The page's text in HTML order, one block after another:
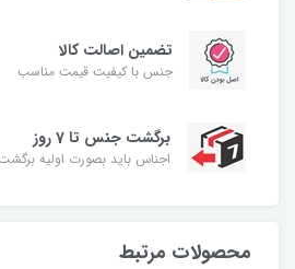
تضمین اصالت کالا
جنس با کیفیت قیمت مناسب
برگشت جنس تا 7 روز
اجناس باید بصورت اولیه
محصولات مرتبط